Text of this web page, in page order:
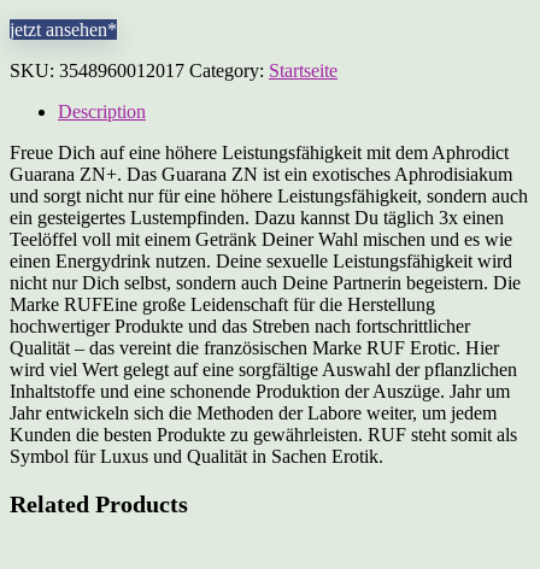
jetzt ansehen*
SKU: 3548960012017 Category: Startseite
Description
Freue Dich auf eine höhere Leistungsfähigkeit mit dem Aphrodict
Guarana ZN+. Das Guarana ZN ist ein exotisches Aphrodisiakum
und sorgt nicht nur für eine höhere Leistungsfähigkeit, sondern auch
ein gesteigertes Lustempfinden. Dazu kannst Du täglich 3x einen
Teelöffel voll mit einem Getränk Deiner Wahl mischen und es wie
einen Energydrink nutzen. Deine sexuelle Leistungsfähigkeit wird
nicht nur Dich selbst, sondern auch Deine Partnerin begeistern. Die
Marke RUFEine große Leidenschaft für die Herstellung
hochwertiger Produkte und das Streben nach fortschrittlicher
Qualität – das vereint die französischen Marke RUF Erotic. Hier
wird viel Wert gelegt auf eine sorgfältige Auswahl der pflanzlichen
Inhaltstoffe und eine schonende Produktion der Auszüge. Jahr um
Jahr entwickeln sich die Methoden der Labore weiter, um jedem
Kunden die besten Produkte zu gewährleisten. RUF steht somit als
Symbol für Luxus und Qualität in Sachen Erotik.
Related Products